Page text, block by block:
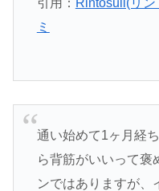
引用： Rintosull(リ
ミ
通い始めて1ヶ月経
ら背筋がいいって褒
ンではありますが、